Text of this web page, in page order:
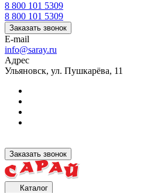
8 800 101 5309
8 800 101 5309
Заказать звонок
E-mail
info@saray.ru
Адрес
Ульяновск, ул. Пушкарёва, 11
Заказать звонок
Каталог